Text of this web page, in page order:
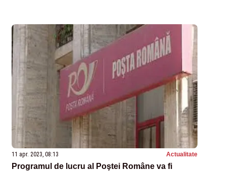
11 apr. 2023, 08:13 Actualitate
Programul de lucru al Poştei Române va fi